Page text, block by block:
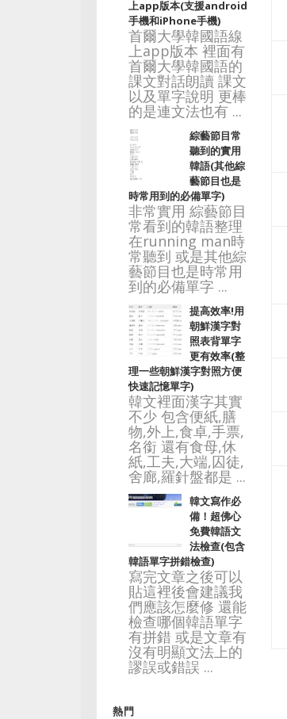
上app版本(支援android
手機和iPhone手機)
首爾大學韓國語線
上app版本 裡面有
首爾大學韓國語的
課文對話朗讀 課文
以及單字說明 更棒
的是連文法也有 ...
綜藝節目常
聽到的實用
韓語(其他綜
藝節目也是
時常用到的必備單字)
非常實用 綜藝節目
常看到的韓語整理
在running man時
常聽到 或是其他綜
藝節目也是時常用
到的必備單字 ...
提高效率!用
朝鮮漢字對
照表背單字
更有效率(整
理一些朝鮮漢字對照方便
快速記憶單字)
韓文裡面漢字其實
不少 包含便紙,膳
物,外上,食卓,手票,
名銜 還有食母,休
紙,工夫,大端,囚徒,
舍廊,羅針盤都是 ...
韓文寫作必
備！超佛心
免費韓語文
法檢查(包含
韓語單字拼錯檢查)
寫完文章之後可以
貼這裡後會建議我
們應該怎麼修 還能
檢查哪個韓語單字
有拼錯 或是文章有
沒有明顯文法上的
謬誤或錯誤 ...
熱門